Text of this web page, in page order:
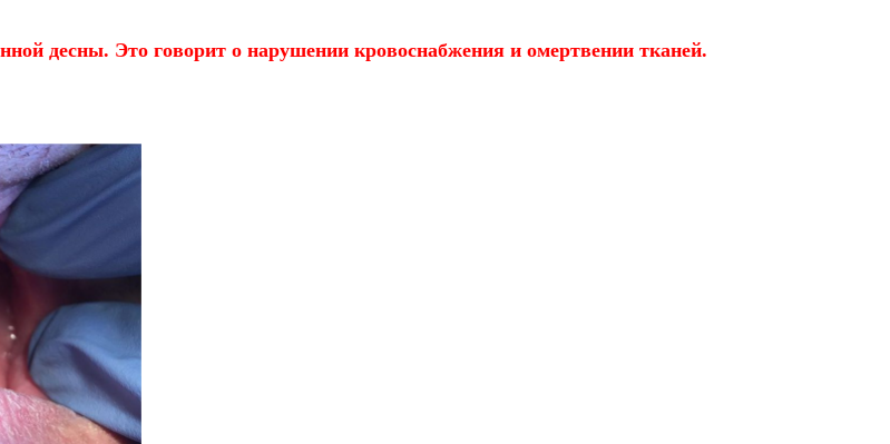
десны. Это говорит о нарушении кровоснабжения и омертвении тканей.